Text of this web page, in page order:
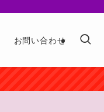
お問い合わせ